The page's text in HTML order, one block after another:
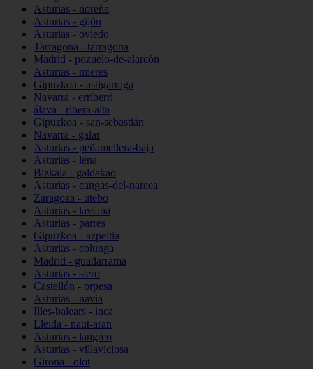
Asturias - noreña
Asturias - gijón
Asturias - oviedo
Tarragona - tarragona
Madrid - pozuelo-de-alarcón
Asturias - mieres
Gipuzkoa - astigarraga
Navarra - erriberri
álava - ribera-alta
Gipuzkoa - san-sebastián
Navarra - galar
Asturias - peñamellera-baja
Asturias - lena
Bizkaia - galdakao
Asturias - cangas-del-narcea
Zaragoza - utebo
Asturias - laviana
Asturias - parres
Gipuzkoa - azpeitia
Asturias - colunga
Madrid - guadarrama
Asturias - siero
Castellón - orpesa
Asturias - navia
Illes-balears - inca
Lleida - naut-aran
Asturias - langreo
Asturias - villaviciosa
Girona - olot